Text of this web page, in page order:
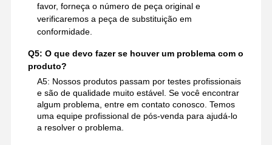
favor, forneça o número de peça original e
verificaremos a peça de substituição em
conformidade.
Q5: O que devo fazer se houver um problema com o
produto?
A5: Nossos produtos passam por testes profissionais
e são de qualidade muito estável. Se você encontrar
algum problema, entre em contato conosco. Temos
uma equipe profissional de pós-venda para ajudá-lo
a resolver o problema.